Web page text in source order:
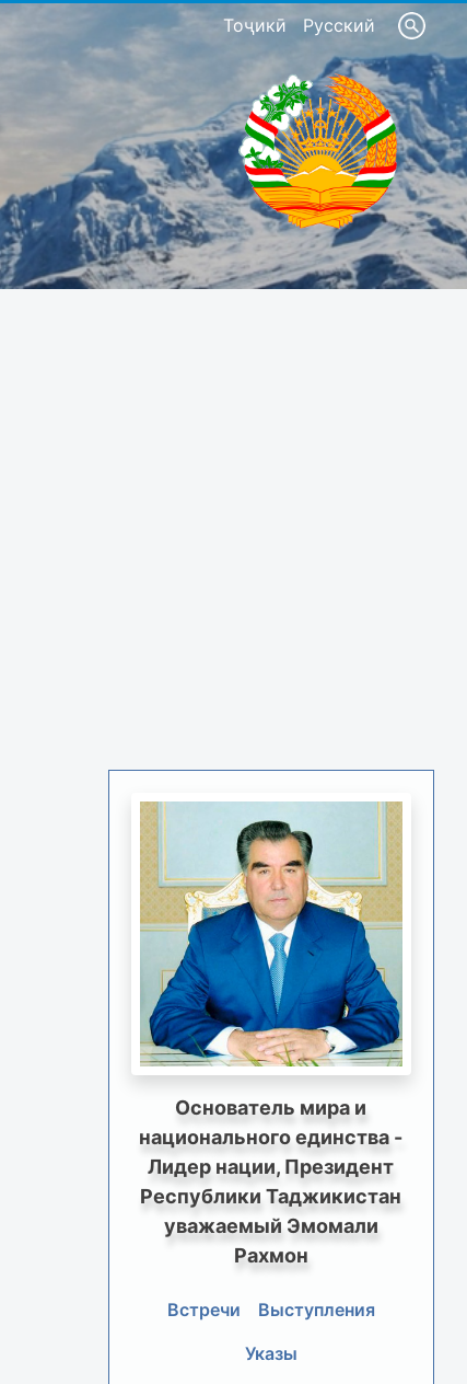
Тоҷикӣ Русский
Основатель мира и
национального единства -
Лидер нации, Президент
Республики Таджикистан
уважаемый Эмомали
Рахмон
Встречи
Выступления
Указы